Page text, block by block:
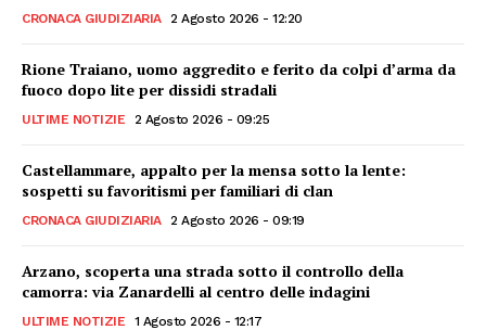
CRONACA GIUDIZIARIA 2 Agosto 2026 - 12:20
Rione Traiano, uomo aggredito e ferito da colpi d’arma da
fuoco dopo lite per dissidi stradali
ULTIME NOTIZIE 2 Agosto 2026 - 09:25
Castellammare, appalto per la mensa sotto la lente:
sospetti su favoritismi per familiari di clan
CRONACA GIUDIZIARIA 2 Agosto 2026 - 09:19
Arzano, scoperta una strada sotto il controllo della
camorra: via Zanardelli al centro delle indagini
ULTIME NOTIZIE 1 Agosto 2026 - 12:17